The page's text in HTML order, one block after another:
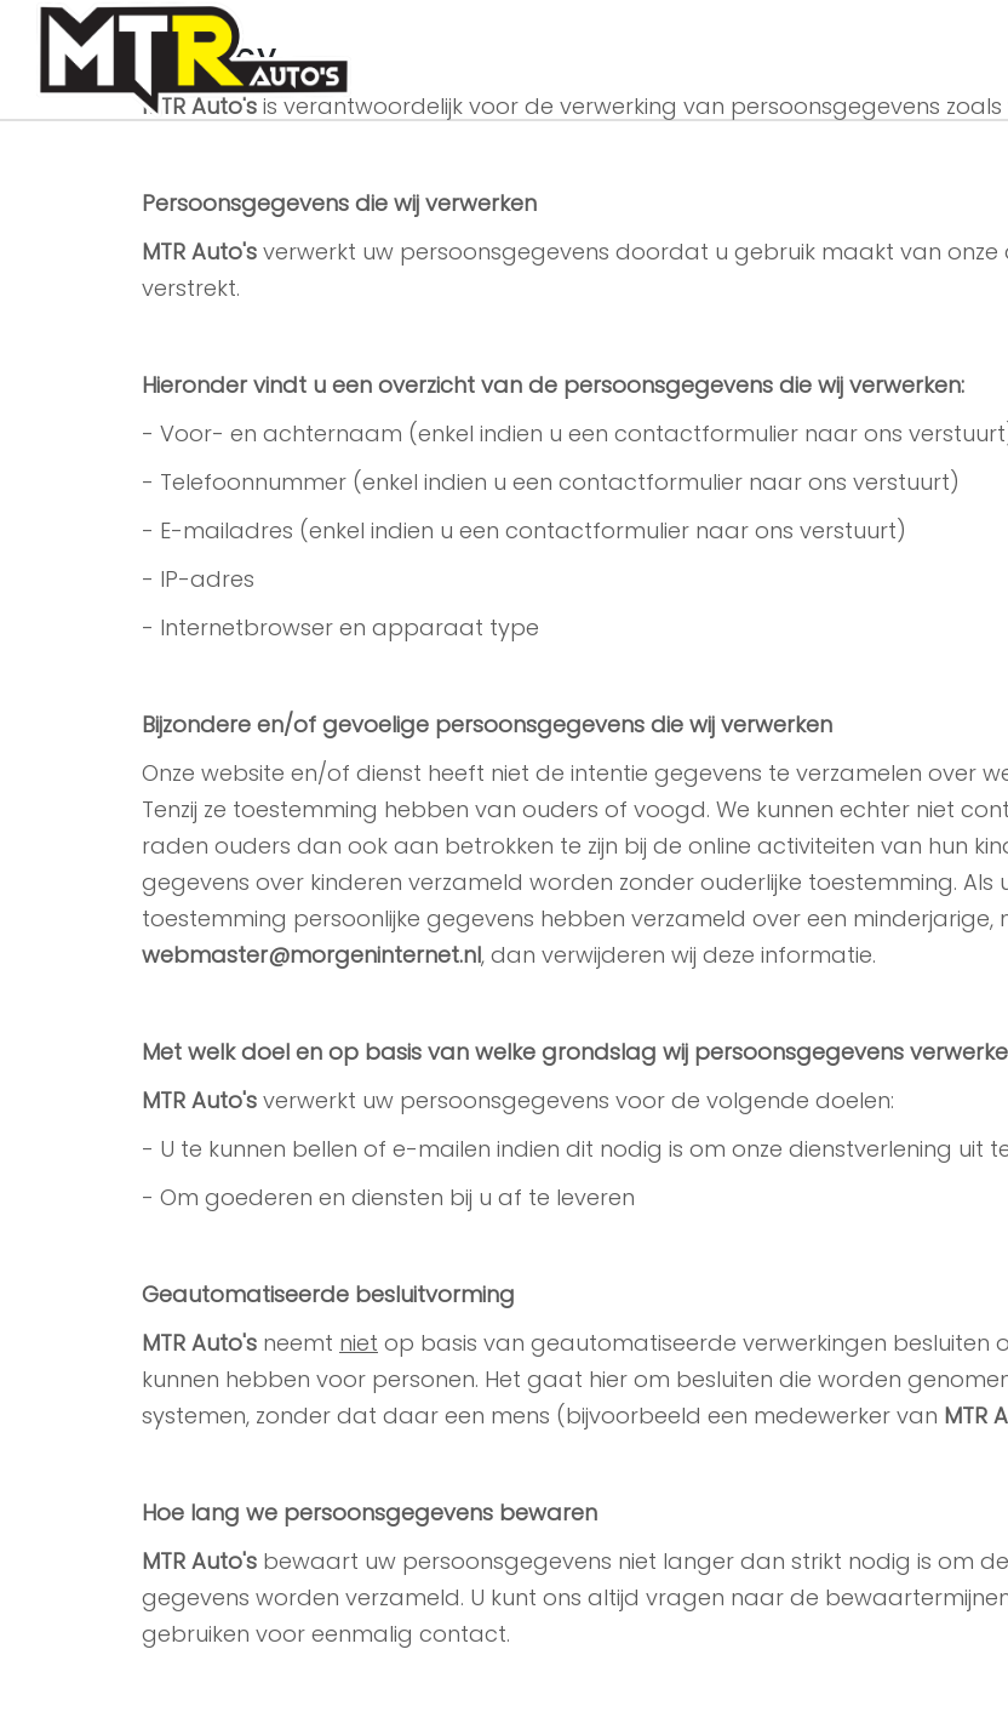
Privacy
MTR Auto's is verantwoordelijk voor de verwerking van persoonsgegevens
Persoonsgegevens die wij verwerken
MTR Auto's verwerkt uw persoonsgegevens doordat u gebruik maakt van
verstrekt.
Hieronder vindt u een overzicht van de persoonsgegevens die wij verwerken:
- Voor- en achternaam (enkel indien u een contactformulier naar ons
- Telefoonnummer (enkel indien u een contactformulier naar ons verstuurt)
- E-mailadres (enkel indien u een contactformulier naar ons verstuurt)
- IP-adres
- Internetbrowser en apparaat type
Bijzondere en/of gevoelige persoonsgegevens die wij verwerken
Onze website en/of dienst heeft niet de intentie gegevens te verzamelen over
Tenzij ze toestemming hebben van ouders of voogd. We kunnen echter niet
raden ouders dan ook aan betrokken te zijn bij de online activiteiten van hun
gegevens over kinderen verzameld worden zonder ouderlijke toestemming.
toestemming persoonlijke gegevens hebben verzameld over een
webmaster@morgeninternet.nl, dan verwijderen wij deze informatie.
Met welk doel en op basis van welke grondslag wij persoonsgegevens
MTR Auto's verwerkt uw persoonsgegevens voor de volgende doelen:
- U te kunnen bellen of e-mailen indien dit nodig is om onze dienstverlening uit
- Om goederen en diensten bij u af te leveren
Geautomatiseerde besluitvorming
MTR Auto's neemt niet op basis van geautomatiseerde verwerkingen besluiten
kunnen hebben voor personen. Het gaat hier om besluiten die worden
systemen, zonder dat daar een mens (bijvoorbeeld een medewerker van MTR
Hoe lang we persoonsgegevens bewaren
MTR Auto's bewaart uw persoonsgegevens niet langer dan strikt nodig is om
gegevens worden verzameld. U kunt ons altijd vragen naar de
gebruiken voor eenmalig contact.